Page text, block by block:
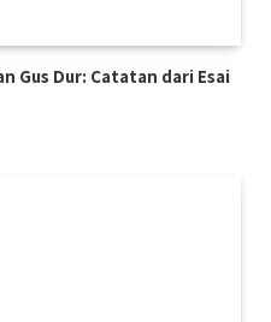
Gus Dur: Catatan dari Esai